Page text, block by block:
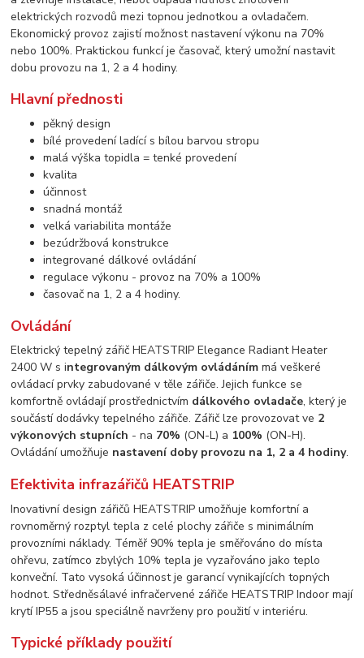
elektrických rozvodů mezi topnou jednotkou a ovladačem.
Ekonomický provoz zajistí možnost nastavení výkonu na 70%
nebo 100%. Praktickou funkcí je časovač, který umožní nastavit
dobu provozu na 1, 2 a 4 hodiny.
Hlavní přednosti
pěkný design
bílé provedení ladící s bílou barvou stropu
malá výška topidla = tenké provedení
kvalita
účinnost
snadná montáž
velká variabilita montáže
bezúdržbová konstrukce
integrované dálkové ovládání
regulace výkonu - provoz na 70% a 100%
časovač na 1, 2 a 4 hodiny.
Ovládání
Elektrický tepelný zářič HEATSTRIP Elegance Radiant Heater
2400 W s integrovaným dálkovým ovládáním má veškeré
ovládací prvky zabudované v těle zářiče. Jejich funkce se
komfortně ovládají prostřednictvím dálkového ovladače, který je
součástí dodávky tepelného zářiče. Zářič lze provozovat ve 2
výkonových stupních - na 70% (ON-L) a 100% (ON-H).
Ovládání umožňuje nastavení doby provozu na 1, 2 a 4 hodiny.
Efektivita infrazářičů HEATSTRIP
Inovativní design zářičů HEATSTRIP umožňuje komfortní a
rovnoměrný rozptyl tepla z celé plochy zářiče s minimálním
provozními náklady. Téměř 90% tepla je směřováno do místa
ohřevu, zatímco zbylých 10% tepla je vyzařováno jako teplo
konveční. Tato vysoká účinnost je garancí vynikajících topných
hodnot. Středněsálavé infračervené zářiče HEATSTRIP Indoor mají
krytí IP55 a jsou speciálně navrženy pro použití v interiéru.
Typické příklady použití